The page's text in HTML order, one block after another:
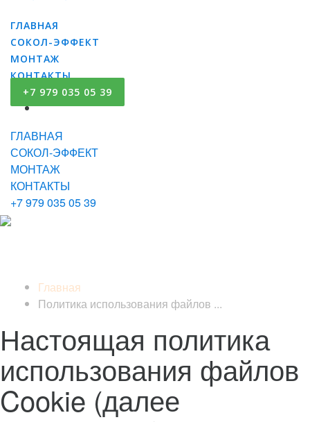
ГЛАВНАЯ
СОКОЛ-ЭФФЕКТ
МОНТАЖ
КОНТАКТЫ
+7 979 035 05 39
ГЛАВНАЯ
СОКОЛ-ЭФФЕКТ
МОНТАЖ
КОНТАКТЫ
+7 979 035 05 39
Главная
Политика использования файлов ...
Настоящая политика
использования файлов
Cookie (далее